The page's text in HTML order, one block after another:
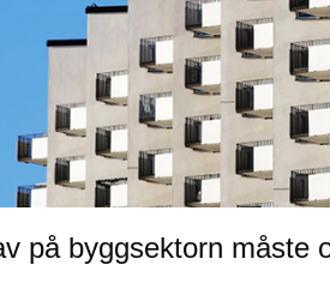
på byggsektorn måste